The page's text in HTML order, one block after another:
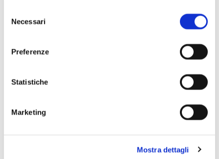
delNecessari
Preferenze
Statistiche
Marketing
Mostra dettagli